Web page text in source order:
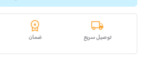
توصيل سريع ضمان